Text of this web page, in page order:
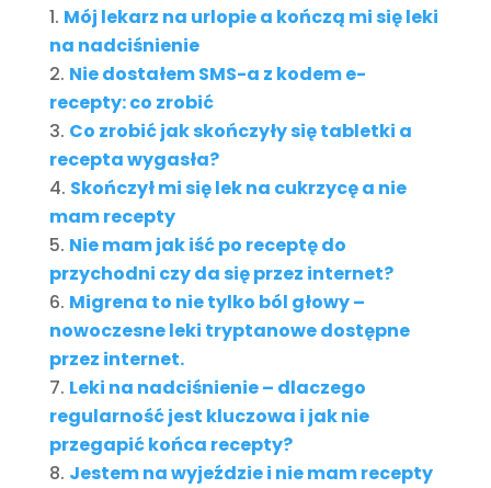
Mój lekarz na urlopie a kończą mi się leki
na nadciśnienie
Nie dostałem SMS-a z kodem e-
recepty: co zrobić
Co zrobić jak skończyły się tabletki a
recepta wygasła?
Skończył mi się lek na cukrzycę a nie
mam recepty
Nie mam jak iść po receptę do
przychodni czy da się przez internet?
Migrena to nie tylko ból głowy –
nowoczesne leki tryptanowe dostępne
przez internet.
Leki na nadciśnienie – dlaczego
regularność jest kluczowa i jak nie
przegapić końca recepty?
Jestem na wyjeździe i nie mam recepty